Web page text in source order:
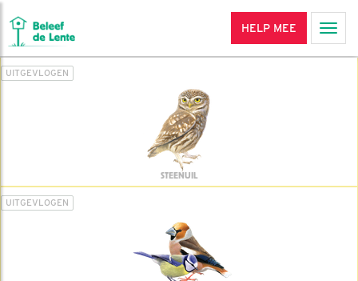
HELP MEE
UITGEVLOGEN
STEENUIL
UITGEVLOGEN